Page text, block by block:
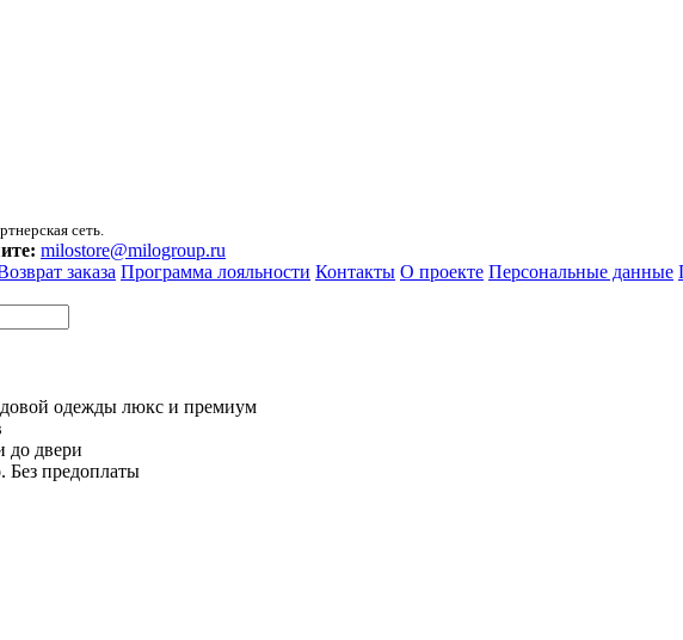
сеть.
milostore@milogroup.ru
заказа Программа лояльности Контакты О проекте Персональные данные
одежды люкс и премиум
до двери
Без предоплаты